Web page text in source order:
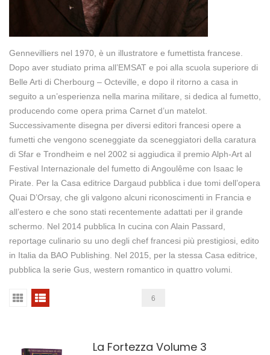
Gennevilliers nel 1970, è un illustratore e fumettista francese.
Dopo aver studiato prima all’EMSAT e poi alla scuola superiore di
Belle Arti di Cherbourg – Octeville, e dopo il ritorno a casa in
seguito a un’esperienza nella marina militare, si dedica al fumetto,
producendo come opera prima Carnet d’un matelot.
Successivamente disegna per diversi editori francesi opere a
fumetti che vengono sceneggiate da sceneggiatori della caratura
di Sfar e Trondheim e nel 2002 si aggiudica il premio Alph-Art al
Festival Internazionale del fumetto di Angoulême con Isaac le
Pirate. Per la Casa editrice Dargaud pubblica i due tomi dell’opera
Quai D’Orsay, che gli valgono alcuni riconoscimenti in Francia e
all’estero e che sono stati recentemente adattati per il grande
schermo. Nel 2014 pubblica In cucina con Alain Passard,
reportage culinario su uno degli chef francesi più prestigiosi, edito
in Italia da BAO Publishing. Nel 2015, per la stessa Casa editrice,
pubblica la serie Gus, western romantico in quattro volumi.
6
La Fortezza Volume 3